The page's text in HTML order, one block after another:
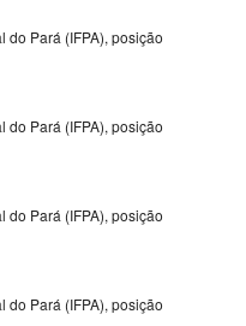
do Pará (IFPA), posição
do Pará (IFPA), posição
do Pará (IFPA), posição
do Pará (IFPA), posição